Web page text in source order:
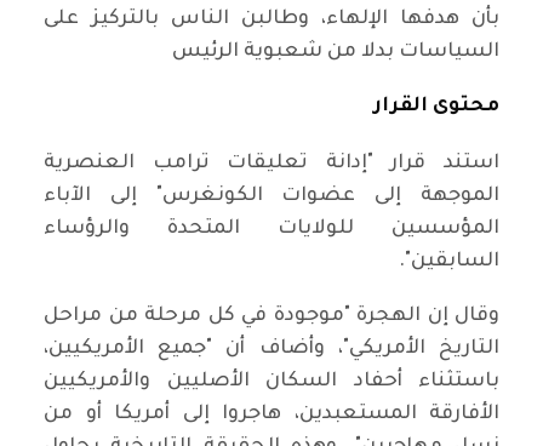
بأن هدفها الإلهاء، وطالبن الناس بالتركيز على
السياسات بدلا من شعبوية الرئيس
محتوى القرار
استند قرار "إدانة تعليقات ترامب العنصرية
الموجهة إلى عضوات الكونغرس" إلى الآباء
المؤسسين للولايات المتحدة والرؤساء
السابقين".
وقال إن الهجرة "موجودة في كل مرحلة من مراحل
التاريخ الأمريكي"، وأضاف أن "جميع الأمريكيين،
باستثناء أحفاد السكان الأصليين والأمريكيين
الأفارقة المستعبدين، هاجروا إلى أمريكا أو من